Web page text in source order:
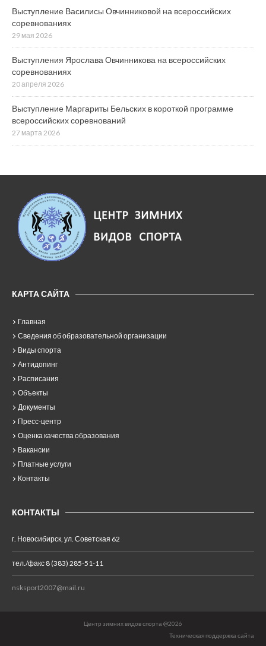
Выступление Василисы Овчинниковой на всероссийских
соревнованиях
29 мая 2026
Выступления Ярослава Овчинникова на всероссийских
соревнованиях
20 апреля 2026
Выступление Маргариты Бельских в короткой программе
всероссийских соревнований
27 марта 2026
КАРТА САЙТА
Главная
Сведения об образовательной организации
Виды спорта
Антидопинг
Расписания
Объекты
Документы
Пресс-центр
Оценка качества образования
Вакансии
Платные услуги
Контакты
КОНТАКТЫ
г. Новосибирск, ул. Советская 62
тел./факс 8 (383) 285-51-11
nsksport2007@mail.ru
Центр зимних видов спорта @2026
Техническая поддержка сайта